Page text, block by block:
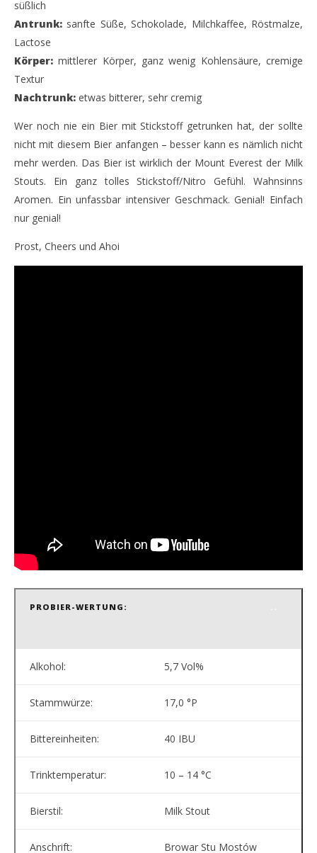
süßlich
Antrunk: sanfte Süße, Schokolade, Milchkaffee, Röstmalze,
Lactose
Körper: mittlerer Körper, ganz wenig Kohlensäure, cremige
Textur
Nachtrunk: etwas bitterer, sehr cremig
Wer noch nie ein Bier mit Stickstoff getrunken hat, der sollte
nicht mit diesem Bier anfangen – besser kann es nämlich nicht
mehr werden. Das Bier ist wirklich der Mount Everest der Milk
Stouts. Ein ganz tolles Stickstoff/Nitro Gefühl. Wahnsinns
Aromen. Ein unfassbar intensiver Geschmack. Genial! Einfach
nur genial!
Prost, Cheers und Ahoi
PROBIER-WERTUNG:
Alkohol: 5,7 Vol%
Stammwürze: 17,0 °P
Bittereinheiten: 40 IBU
Trinktemperatur: 10 – 14 °C
Bierstil: Milk Stout
Anschrift: Browar Stu Mostów